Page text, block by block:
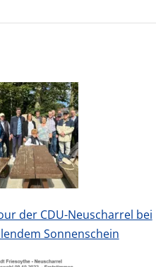
der CDU-Neuscharrel bei
Sonnenschein